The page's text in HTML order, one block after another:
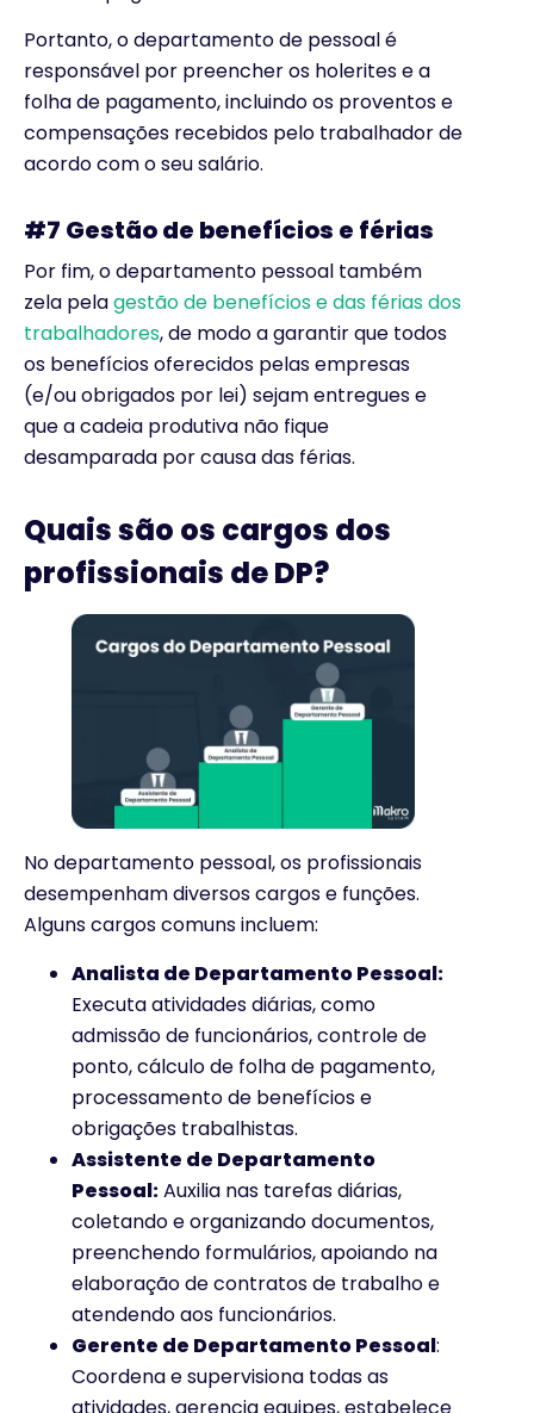
Portanto, o departamento de pessoal é
responsável por preencher os holerites e a
folha de pagamento, incluindo os proventos e
compensações recebidos pelo trabalhador de
acordo com o seu salário.
#7 Gestão de benefícios e férias
Por fim, o departamento pessoal também
zela pelagestão de benefícios e das férias dos
trabalhadores, de modo a garantir que todos
os benefícios oferecidos pelas empresas
(e/ou obrigados por lei) sejam entregues e
que a cadeia produtiva não fique
desamparada por causa das férias.
Quais são os cargos dos
profissionais de DP?
No departamento pessoal, os profissionais
desempenham diversos cargos e funções.
Alguns cargos comuns incluem:
Analista de Departamento Pessoal:
Executa atividades diárias, como
admissão de funcionários, controle de
ponto, cálculo de folha de pagamento,
processamento de benefícios e
obrigações trabalhistas.
Assistente de Departamento
Pessoal:Auxilia nas tarefas diárias,
coletando e organizando documentos,
preenchendo formulários, apoiando na
elaboração de contratos de trabalho e
atendendo aos funcionários.
Gerente de Departamento Pessoal:
Coordena e supervisiona todas as
atividades, gerencia equipes, estabelece